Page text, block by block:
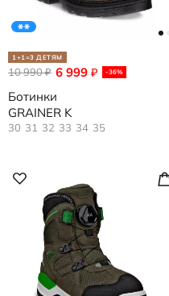
1+1=3 ДЕТЯМ
6 999 ₽ -36%
10 990₽
Ботинки
GRAINER K
30 31 32 33 34 35